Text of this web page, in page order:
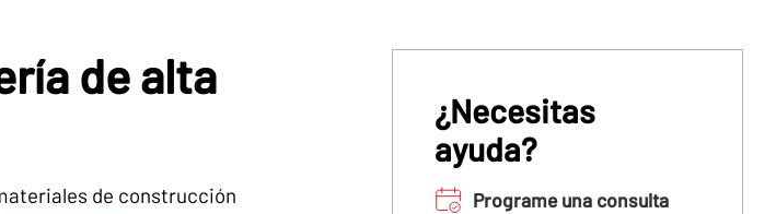
de alta
de construcción
¿Necesitas
ayuda?
Programe una consulta